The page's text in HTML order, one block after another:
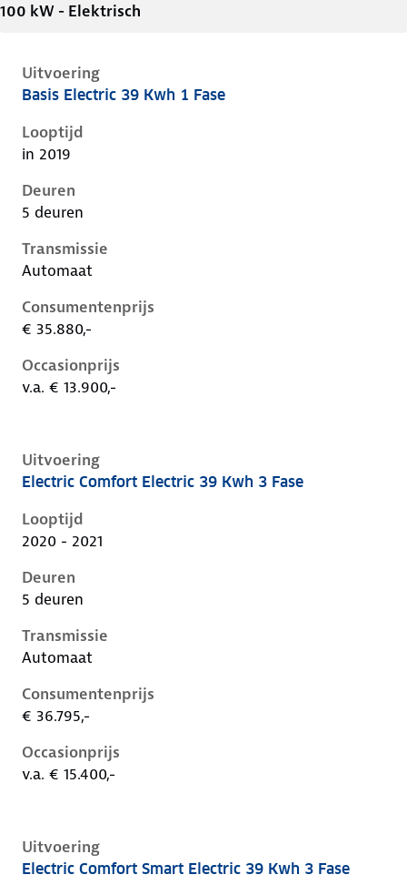
100 kW - Elektrisch
Uitvoering
Hyundai Kona i, electric 39 kwh 1 fase, 100 kW,
Basis Electric 39 Kwh 1 Fase
Looptijd
in 2019
Deuren
5 deuren
Transmissie
Automaat
Consumentenprijs
€ 35.880,-
Occasionprijs
v.a. € 13.900,-
Uitvoering
Hyundai Kona i, electric 39 kwh 3 fase, 100 kW,
Electric Comfort Electric 39 Kwh 3 Fase
Looptijd
2020 - 2021
Deuren
5 deuren
Transmissie
Automaat
Consumentenprijs
€ 36.795,-
Occasionprijs
v.a. € 15.400,-
Uitvoering
Hyundai Kona i, electric 39 kwh 3 fase, 100 kW,
Electric Comfort Smart Electric 39 Kwh 3 Fase